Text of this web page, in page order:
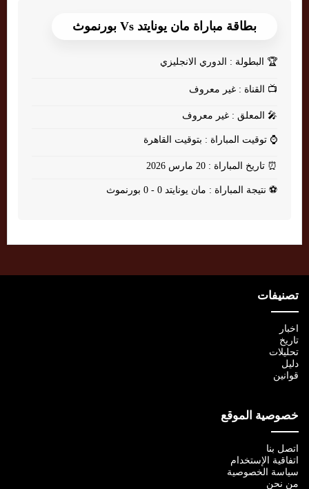
بطاقة مباراة مان يونايتد Vs بورنموث
🏆 البطولة : الدوري الانجليزي
📺 القناة : غير معروف
🎤 المعلق : غير معروف
⌚ توقيت المباراة : بتوقيت القاهرة
⏰ تاريخ المباراة : 20 مارس 2026
⚽ نتيجة المباراة : مان يونايتد 0 - 0 بورنموث
تصنيفات
اخبار
تاريخ
تحليلات
دليل
قوانين
خصوصية الموقع
اتصل بنا
اتفاقية الإستخدام
سياسة الخصوصية
من نحن